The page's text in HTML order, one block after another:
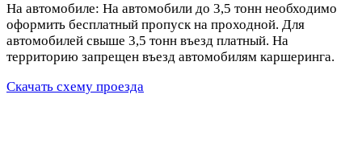
На автомобиле: На автомобили до 3,5 тонн необходимо
оформить бесплатный пропуск на проходной. Для
автомобилей свыше 3,5 тонн въезд платный. На
территорию запрещен въезд автомобилям каршеринга.
Скачать схему проезда